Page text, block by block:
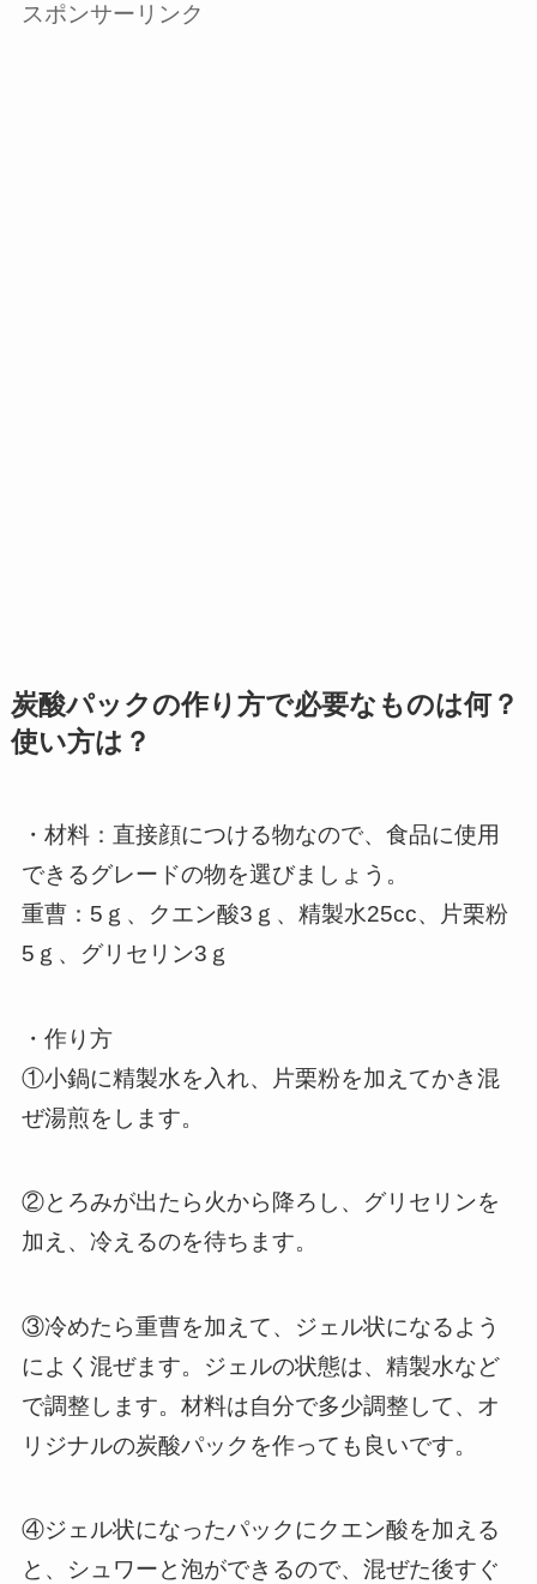
スポンサーリンク
炭酸パックの作り方で必要なものは何？
使い方は？
・材料：直接顔につける物なので、食品に使用
できるグレードの物を選びましょう。
重曹：5ｇ、クエン酸3ｇ、精製水25cc、片栗粉
5ｇ、グリセリン3ｇ
・作り方
①小鍋に精製水を入れ、片栗粉を加えてかき混
ぜ湯煎をします。
②とろみが出たら火から降ろし、グリセリンを
加え、冷えるのを待ちます。
③冷めたら重曹を加えて、ジェル状になるよう
によく混ぜます。ジェルの状態は、精製水など
で調整します。材料は自分で多少調整して、オ
リジナルの炭酸パックを作っても良いです。
④ジェル状になったパックにクエン酸を加える
と、シュワーと泡ができるので、混ぜた後すぐ